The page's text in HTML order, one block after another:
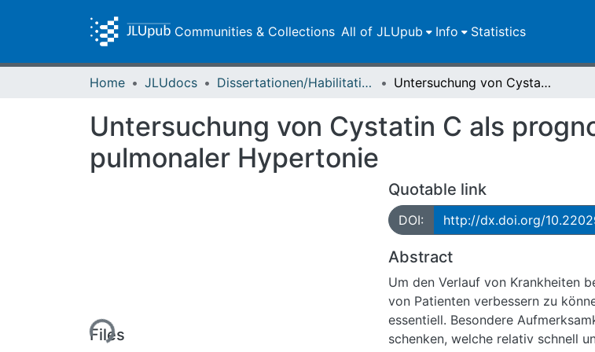
Communities & Collections All of JLUpub Info Statistics
Home JLUdocs Dissertationen/Habilitationen Untersuchung von Cystatin C als prognostischer Parameter bei pulmonaler Hypertonie
Untersuchung von Cystatin C als
pulmonaler Hypertonie
Loading...
Files
Quotable link
DOI: http://dx.doi.org/
Abstract
Um den Verlauf von Krankheiten
von Patienten verbessern zu
essentiell. Besondere
schenken, welche relativ schnell